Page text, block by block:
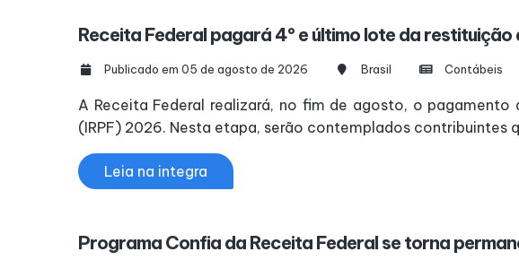
Receita Federal pagará 4º e último lote da
Publicado em 05 de agosto de 2026 Brasil Contábeis
A Receita Federal realizará, no fim de agosto, o
(IRPF) 2026. Nesta etapa, serão contemplados contribuintes
Leia na integra
Programa Confia da Receita Federal se torna